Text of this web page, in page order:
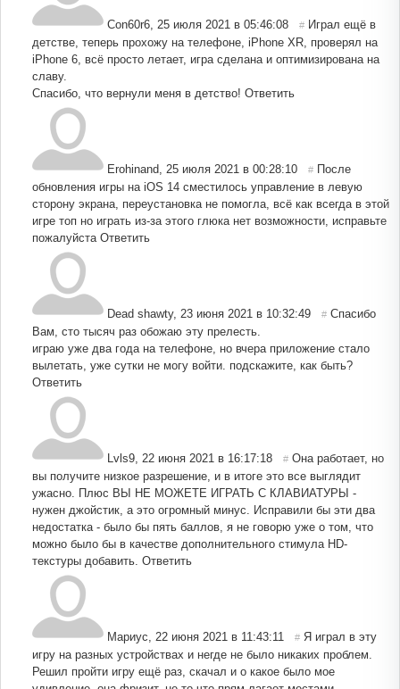
Con60r6, 25 июля 2021 в 05:46:08 # Играл ещё в
детстве, теперь прохожу на телефоне, iPhone XR, проверял на
iPhone 6, всё просто летает, игра сделана и оптимизирована на
славу.
Спасибо, что вернули меня в детство! Ответить
Erohinand, 25 июля 2021 в 00:28:10 # После
обновления игры на iOS 14 сместилось управление в левую
сторону экрана, переустановка не помогла, всё как всегда в этой
игре топ но играть из-за этого глюка нет возможности, исправьте
пожалуйста Ответить
Dead shawty, 23 июня 2021 в 10:32:49 # Спасибо
Вам, сто тысяч раз обожаю эту прелесть.
играю уже два года на телефоне, но вчера приложение стало
вылетать, уже сутки не могу войти. подскажите, как быть?
Ответить
Lvls9, 22 июня 2021 в 16:17:18 # Она работает, но
вы получите низкое разрешение, и в итоге это все выглядит
ужасно. Плюс ВЫ НЕ МОЖЕТЕ ИГРАТЬ С КЛАВИАТУРЫ -
нужен джойстик, а это огромный минус. Исправили бы эти два
недостатка - было бы пять баллов, я не говорю уже о том, что
можно было бы в качестве дополнительного стимула HD-
текстуры добавить. Ответить
Мариус, 22 июня 2021 в 11:43:11 # Я играл в эту
игру на разных устройствах и негде не было никаких проблем.
Решил пройти игру ещё раз, скачал и о какое было мое